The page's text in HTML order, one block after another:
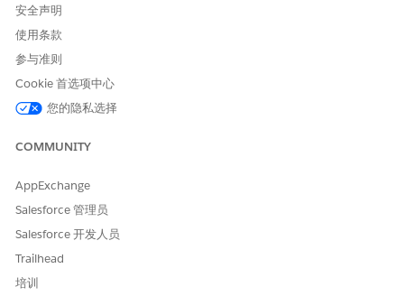
部署会添加到操作启动程序部署部分。要修改部署，请参阅
操作启动程序部署
中删除，并添加到“标准部署”部分。对部署的修改将丢失。
安全声明
使用条款
参与准则
Cookie 首选项中心
您的隐私选择
COMMUNITY
AppExchange
Salesforce 管理员
Salesforce 开发人员
Trailhead
培训